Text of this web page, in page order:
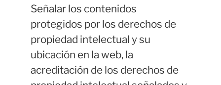
Señalar los contenidos
protegidos por los derechos de
propiedad intelectual y su
ubicación en la web, la
acreditación de los derechos de